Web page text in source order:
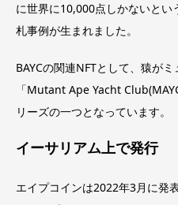
に世界に10,000点しかないと
札事例が生まれました。
BAYCの関連NFTとして、猿が
「Mutant Ape Yacht
リーズの一つとなっています。
イーサリアム上で発行
エイプコインは2022年3月に発